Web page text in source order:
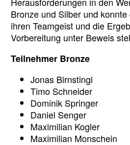
Bronze und Silber und
ihren Teamgeist und die
Vorbereitung unter Beweis
Teilnehmer Bronze
Jonas Birnstingl
Timo Schneider
Dominik Springer
Daniel Senger
Maximilian Kogler
Maximilian Monschein